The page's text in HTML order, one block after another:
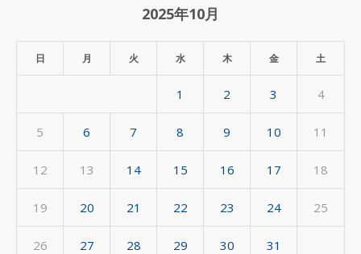
イ
2025年10月
日 月 火 水 木 金 土
1 2 3 4
5 6 7 8 9 10 11
12 13 14 15 16 17 18
19 20 21 22 23 24 25
26 27 28 29 30 31